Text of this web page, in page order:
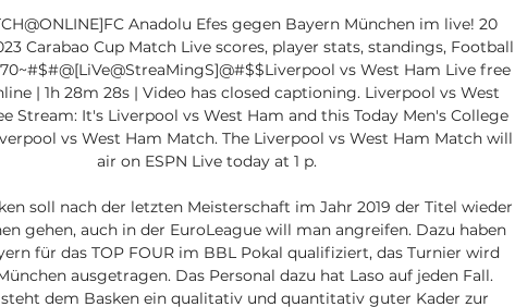
Anadolu Efes gegen Bayern München im live! 20
Carabao Cup Match Live scores, player stats, standings, Football
vs West Ham Live free
| 1h 28m 28s | Video has closed captioning. Liverpool vs West
Stream: It's Liverpool vs West Ham and this Today Men's College
vs West Ham Match. The Liverpool vs West Ham Match will
air on ESPN Live today at 1 p.
soll nach der letzten Meisterschaft im Jahr 2019 der Titel wieder
gehen, auch in der EuroLeague will man angreifen. Dazu haben
für das TOP FOUR im BBL Pokal qualifiziert, das Turnier wird
ausgetragen. Das Personal dazu hat Laso auf jeden Fall.
dem Basken ein qualitativ und quantitativ guter Kader zur